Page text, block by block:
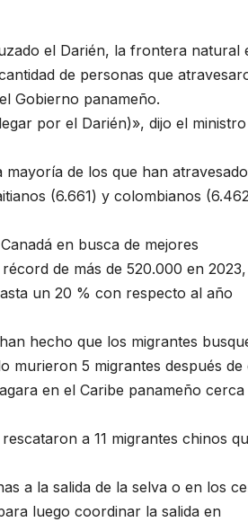
el Darién, la frontera natural
de personas que
Gobierno panameño.
por el Darién)», dijo el ministro
de los que han
(6.661) y colombianos
en busca de mejores
de más de 520.000 en
un 20 % con respecto al año
hecho que los migrantes
murieron 5 migrantes después de
en el Caribe panameño cerca
a 11 migrantes chinos
a la salida de la selva o en los
luego coordinar la salida en